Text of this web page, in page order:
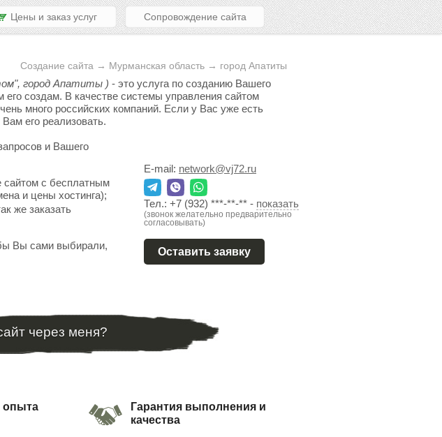
Цены и заказ услуг Сопровождение сайта
Создание сайта → Мурманская область → город Апатиты
город Апатиты ) - это услуга по созданию Вашего
создам. В качестве системы управления сайтом
много российских компаний. Если у Вас уже есть
его реализовать.
и Вашего
сайтом с бесплатным
и цены хостинга);
же заказать
Вы сами выбирали,
E-mail: network@vj72.ru
Тел.: +7 (932) ***-**-** - показать
(звонок желательно предварительно
согласовывать)
Оставить заявку
через меня?
опыта
Гарантия выполнения и
качества